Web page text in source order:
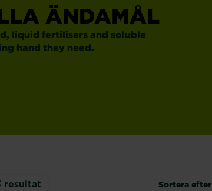
ÄNDAMÅL
liquid fertilisers and soluble
hand they need.
resultat Sortera efter